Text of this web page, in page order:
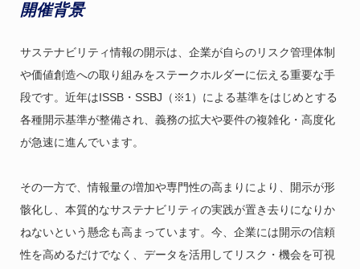
開催背景
サステナビリティ情報の開示は、企業が自らのリスク管理体制
や価値創造への取り組みをステークホルダーに伝える重要な手
段です。近年はISSB・SSBJ（※1）による基準をはじめとする
各種開示基準が整備され、義務の拡大や要件の複雑化・高度化
が急速に進んでいます。
その一方で、情報量の増加や専門性の高まりにより、開示が形
骸化し、本質的なサステナビリティの実践が置き去りになりか
ねないという懸念も高まっています。今、企業には開示の信頼
性を高めるだけでなく、データを活用してリスク・機会を可視